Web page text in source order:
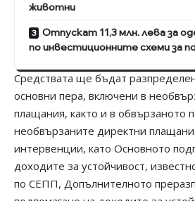
животни
Отпускат 11,3 млн. лева за
по инвестиционните схеми за
Средствата ще бъдат
основни пера, включени в
плащания, както и в обвързаното
необвързаните директни
интервенции, като Основното
доходите за устойчивост,
по СЕПП, Допълнителното